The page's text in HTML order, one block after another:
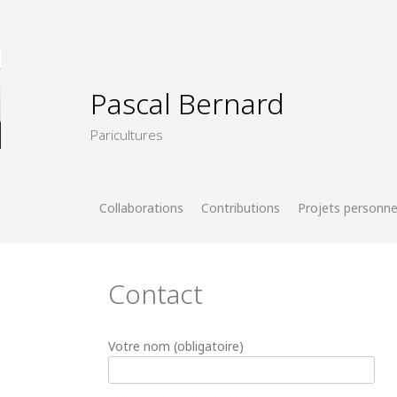
Pascal Bernard
Paricultures
Collaborations Contributions Projets
Contact
Votre nom (obligatoire)